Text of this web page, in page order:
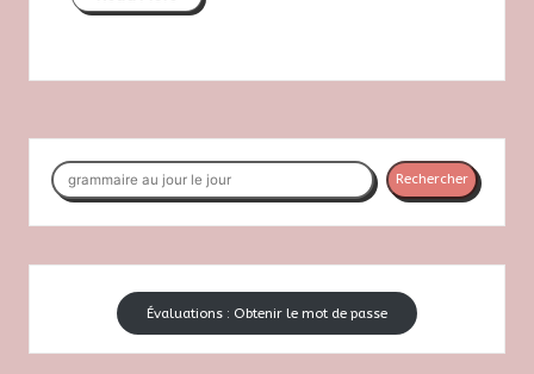
Rechercher
Rechercher
Évaluations : Obtenir le mot de passe